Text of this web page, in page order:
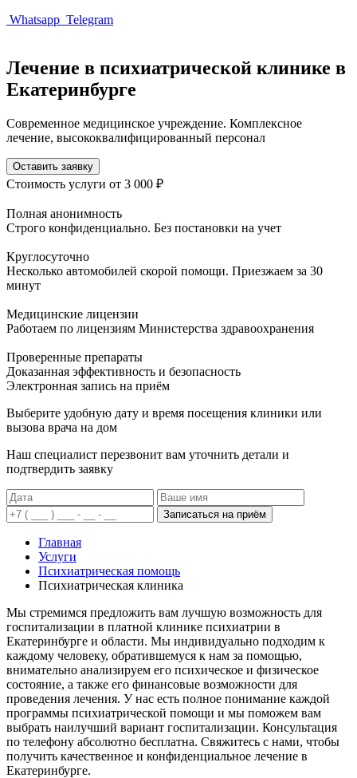
Whatsapp Telegram
Лечение в психиатрической клинике в
Екатеринбурге
Современное медицинское учреждение. Комплексное
лечение, высококвалифицированный персонал
Оставить заявку
Стоимость услуги от 3 000 ₽
Полная анонимность
Строго конфиденциально. Без постановки на учет
Круглосуточно
Несколько автомобилей скорой помощи. Приезжаем за 30
минут
Медицинские лицензии
Работаем по лицензиям Министерства здравоохранения
Проверенные препараты
Доказанная эффективность и безопасность
Электронная запись на приём
Выберите удобную дату и время посещения клиники или
вызова врача на дом
Наш специалист перезвонит вам уточнить детали и
подтвердить заявку
Записаться на приём
Главная
Услуги
Психиатрическая помощь
Психиатрическая клиника
Мы стремимся предложить вам лучшую возможность для
госпитализации в платной клинике психиатрии в
Екатеринбурге и области. Мы индивидуально подходим к
каждому человеку, обратившемуся к нам за помощью,
внимательно анализируем его психическое и физическое
состояние, а также его финансовые возможности для
проведения лечения. У нас есть полное понимание каждой
программы психиатрической помощи и мы поможем вам
выбрать наилучший вариант госпитализации. Консультация
по телефону абсолютно бесплатна. Свяжитесь с нами, чтобы
получить качественное и конфиденциальное лечение в
Екатеринбурге.